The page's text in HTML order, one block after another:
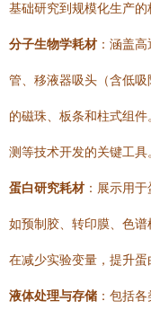
基础研究到规模化生产的
分子生物学耗材：涵盖高
管、移液器吸头（含低
的磁珠、板条和柱式组
测等技术开发的关键工具
蛋白研究耗材：展示用于
如预制胶、转印膜、色
在减少实验变量，提升蛋
液体处理与存储 ：包括